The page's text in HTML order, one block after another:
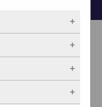
aanbieden van
dat de website
altijd actief en
Meestal worden
doet, zoals
of je
vaak onze site
vandaan
zijn. Zo
voorkeuren.